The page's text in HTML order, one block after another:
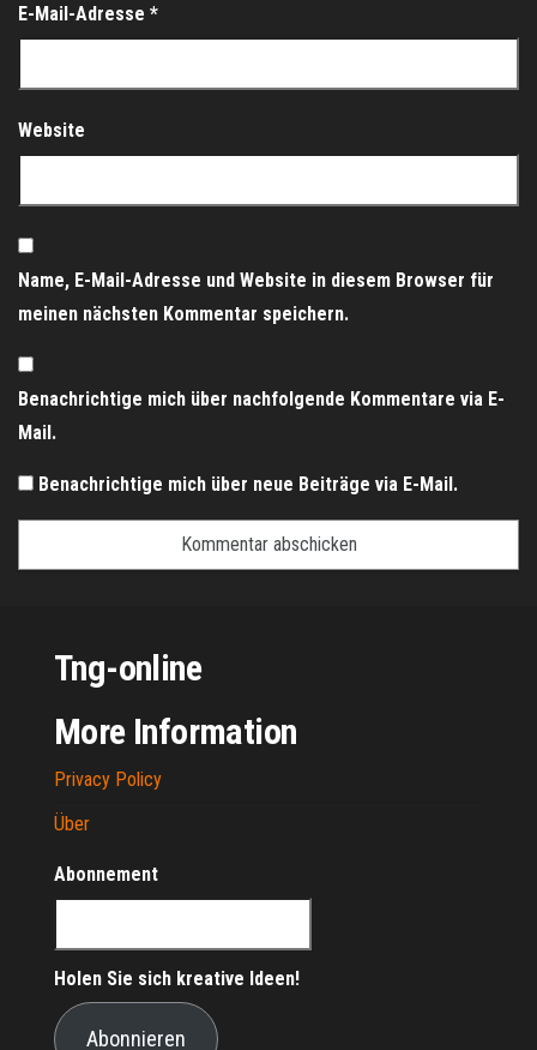
E-Mail-Adresse *
Website
Name, E-Mail-Adresse und Website in diesem Browser für
meinen nächsten Kommentar speichern.
Benachrichtige mich über nachfolgende Kommentare via E-
Mail.
Benachrichtige mich über neue Beiträge via E-Mail.
Tng-online
More Information
Privacy Policy
Über
Abonnement
Holen Sie sich kreative Ideen!
Abonnieren